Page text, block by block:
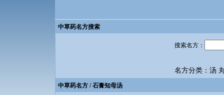
中草药名方搜索
搜索名方：
名方分类： 汤
中草药名方 / 石膏知母汤